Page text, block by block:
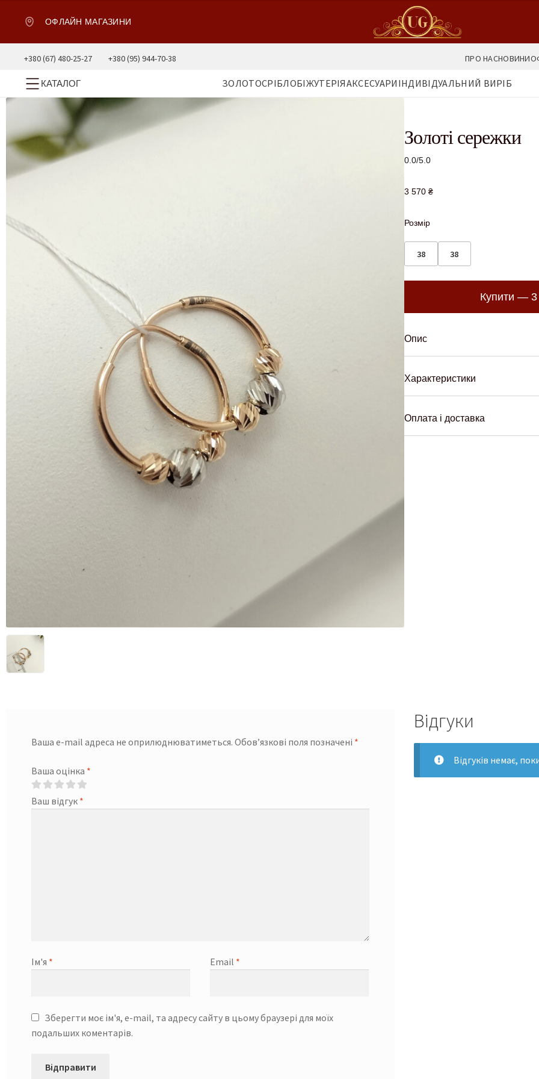
ОФЛАЙН МАГАЗИНИ
+380 (67) 480-25-27 +380 (95) 944-70-38 ПРО НАСНОВИНИ
КАТАЛОГ ЗОЛОТОСРІБЛОБІЖУТЕРІЯАКСЕСУАРИ ІНДИВІДУАЛЬНИЙ ВИРІБ
Золоті сережки
0.0/5.0
3 570 ₴
Розмір
38 38
Купити —
Опис
Характеристики
Оплата і доставка
Відгуки
Відгуків немає,
Ваша e-mail адреса не оприлюднюватиметься. Обов’язкові поля позначені *
Ваша оцінка *
Ваш відгук *
Ім'я * Email *
Зберегти моє ім'я, e-mail, та адресу сайту в цьому браузері для моїх
подальших коментарів.